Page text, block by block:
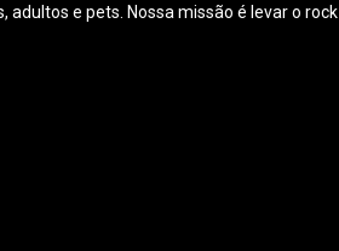
e pets. Nossa missão é levar o